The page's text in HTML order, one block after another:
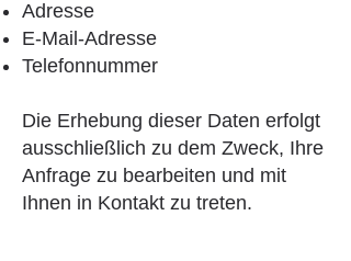
Adresse
E-Mail-Adresse
Telefonnummer
Die Erhebung dieser Daten erfolgt
ausschließlich zu dem Zweck, Ihre
Anfrage zu bearbeiten und mit
Ihnen in Kontakt zu treten.